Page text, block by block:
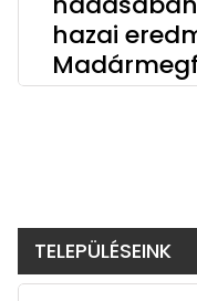
hazai
TELEPÜLÉSEINK